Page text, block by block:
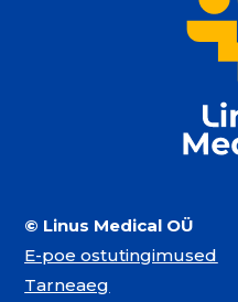
© Linus Medical OÜ
E-poe ostutingimused
Tarneaeg